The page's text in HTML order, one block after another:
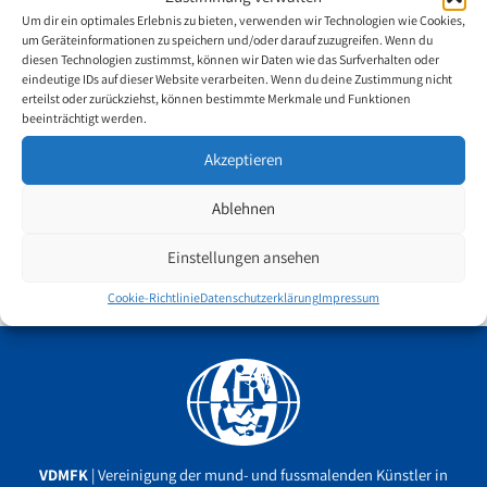
Um dir ein optimales Erlebnis zu bieten, verwenden wir Technologien wie Cookies,
um Geräteinformationen zu speichern und/oder darauf zuzugreifen. Wenn du
diesen Technologien zustimmst, können wir Daten wie das Surfverhalten oder
eindeutige IDs auf dieser Website verarbeiten. Wenn du deine Zustimmung nicht
erteilst oder zurückziehst, können bestimmte Merkmale und Funktionen
beeinträchtigt werden.
Akzeptieren
Ablehnen
Einstellungen ansehen
Cookie-RichtlinieDatenschutzerklärungImpressum
19. Oktober 2020
Anlässlich des Internationalen Hände-Waschtag vom 15. Oktober
2020 übermittelte Swapna Augustine, eine der talentiertesten
Fußmalerinnen Indiens, eine einzigartige Botschaft. Das
Handwaschen ist die einfachste und effektivste Massnahme, um
Infektionen vorzubeugen. Savlon Swatsh, ein führendes indisches
Unternehmen für Hygieneprodukte, startete in Zusammenarbeit
#NoHandUnwashed Bewegung. Sehen Sie sich doch die
Videobotschaft von Swapnaan.
VDMFK | Vereinigung der mund- und fussmalenden Künstler in
Facebook
YouTube
Instagram